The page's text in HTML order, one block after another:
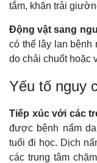
tắm, khăn trải
Động vật sang
có thể lây lan bệnh
do chải chuốt hoặc
Yếu tố nguy
Tiếp xúc với các
được bệnh nấm
tuổi đi học. Dịch
các trung tâm